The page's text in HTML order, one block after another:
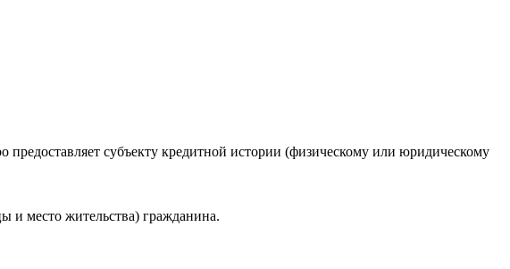
субъекту кредитной истории (физическому или юридическому
и место жительства) гражданина.